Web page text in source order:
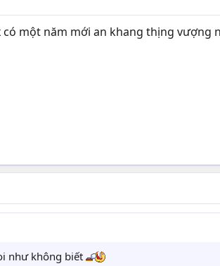
một năm mới an khang thịng vượng
như không biết